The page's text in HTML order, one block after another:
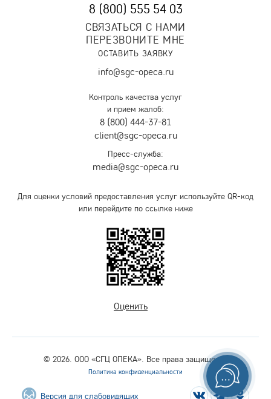
8 (800) 555 54 03
СВЯЗАТЬСЯ С НАМИ
ПЕРЕЗВОНИТЕ МНЕ
ОСТАВИТЬ ЗАЯВКУ
info@sgc-opeca.ru
Контроль качества услуг
и прием жалоб:
8 (800) 444-37-81
client@sgc-opeca.ru
Пресс-служба:
media@sgc-opeca.ru
Для оценки условий предоставления услуг используйте QR-код
или перейдите по ссылке ниже
Оценить
© 2026. ООО «СГЦ ОПЕКА». Все права защищены.
Политика конфиденциальности
Версия для слабовидящих